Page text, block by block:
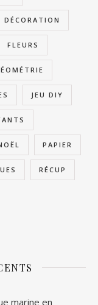
DÉCORATION
FLEURS
JEU DIY
PAPIER
RÉCUP
marine en